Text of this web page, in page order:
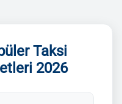
Taksi
2026